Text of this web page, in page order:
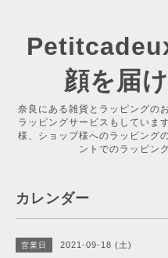
顔を届
奈良にある雑貨とラッピングの
ラッピングサービスもしていま
様、ショップ様へのラッピング
ントでのラッピン
カレンダー
営業日 2021-09-18 (土)